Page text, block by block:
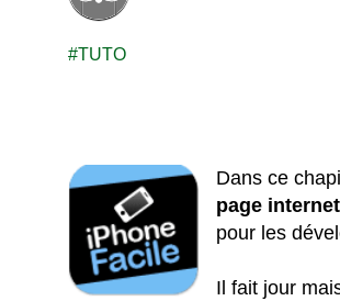
TUTO
Dans ce
page internet
pour les
Il fait jour